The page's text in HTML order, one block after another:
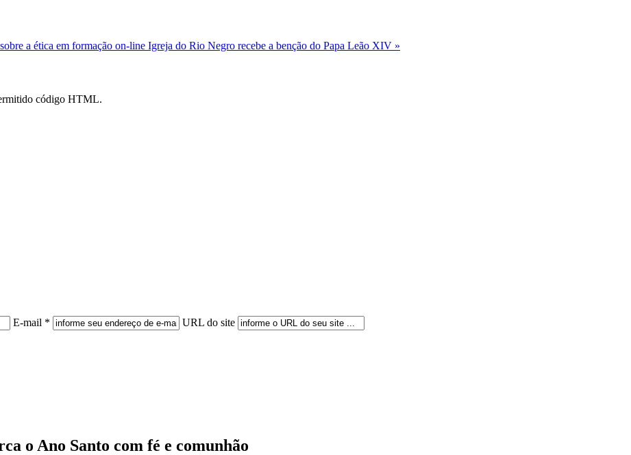
a ética em formação on-line Igreja do Rio Negro recebe a benção do Papa Leão XIV »
código HTML.
E-mail * URL do site
o Ano Santo com fé e comunhão